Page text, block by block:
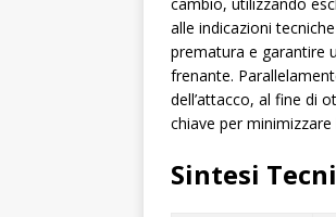
alle indicazioni
prematura e garantire
frenante.
dell’attacco, al fine di
chiave per
Sintesi